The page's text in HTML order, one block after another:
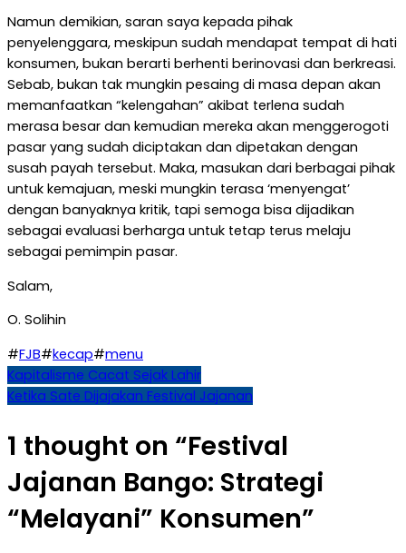
Namun demikian, saran saya kepada pihak
penyelenggara, meskipun sudah mendapat tempat di hati
konsumen, bukan berarti berhenti berinovasi dan berkreasi.
Sebab, bukan tak mungkin pesaing di masa depan akan
memanfaatkan “kelengahan” akibat terlena sudah
merasa besar dan kemudian mereka akan menggerogoti
pasar yang sudah diciptakan dan dipetakan dengan
susah payah tersebut. Maka, masukan dari berbagai pihak
untuk kemajuan, meski mungkin terasa ‘menyengat’
dengan banyaknya kritik, tapi semoga bisa dijadikan
sebagai evaluasi berharga untuk tetap terus melaju
sebagai pemimpin pasar.
Salam,
O. Solihin
#FJB#kecap#menu
Navigasi
Kapitalisme Cacat Sejak Lahir
Ketika Sate Dijajakan Festival Jajanan
1 thought on “Festival
Jajanan Bango: Strategi
“Melayani” Konsumen”